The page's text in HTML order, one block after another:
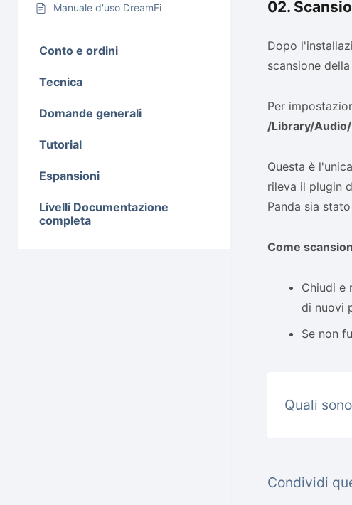
Manuale d'uso DreamFi
Conto e ordini
Tecnica
Domande generali
Tutorial
Espansioni
Livelli Documentazione
completa
02.
Dopo
scansione
Per
/Library/
Questa è
rileva il plugin
Panda sia
Come
Chiudi e
di nuovi
Se non
Quali
Condividi